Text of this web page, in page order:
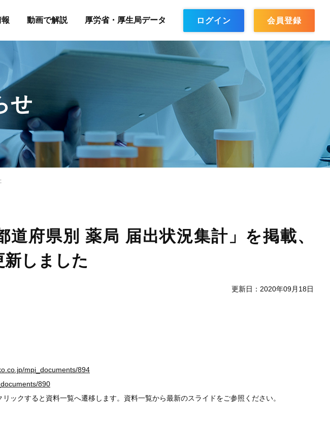
動画で解説 厚労省・厚生局データ ログイン 会員登録
せ
道府県別 薬局 届出状況集計」を掲載、
新しました
更新日：2020年09月18日
mpi_documents/894
890
クすると資料一覧へ遷移します。資料一覧から最新のスライドをご参照ください。